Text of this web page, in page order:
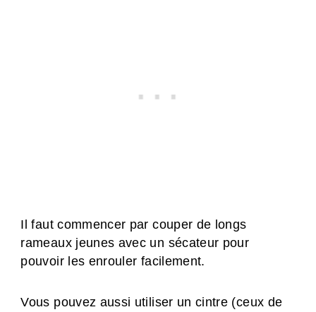
Il faut commencer par couper de longs
rameaux jeunes avec un sécateur pour
pouvoir les enrouler facilement.
Vous pouvez aussi utiliser un cintre (ceux de